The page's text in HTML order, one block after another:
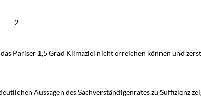
Pariser 1,5 Grad Klimaziel nicht erreichen können und
des Sachverständigenrates zu Suffizienz zeigen